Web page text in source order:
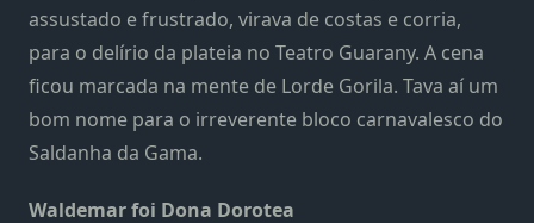
assustado e frustrado, virava de costas e corria,
para o delírio da plateia no Teatro Guarany. A cena
ficou marcada na mente de Lorde Gorila. Tava aí um
bom nome para o irreverente bloco carnavalesco do
Saldanha da Gama.
Waldemar foi Dona Dorotea